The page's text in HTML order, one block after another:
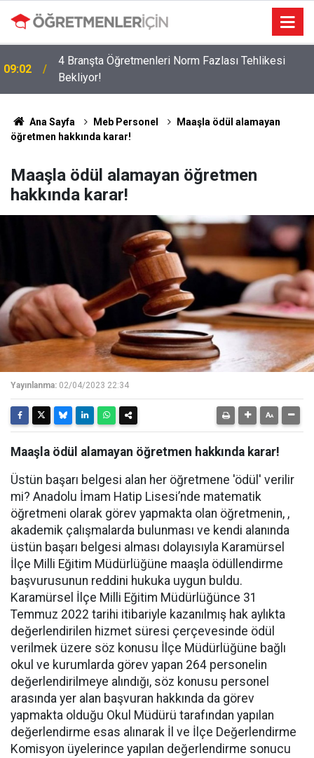
09:02
4 Branşta Öğretmenleri Norm Fazlası Tehlikesi
Bekliyor!
Ana Sayfa Meb Personel
Maaşla ödül alamayan
öğretmen hakkında karar!
Maaşla ödül alamayan öğretmen
hakkında karar!
Yayınlanma: 02/04/2023 22:34
Maaşla ödül alamayan öğretmen hakkında karar!
Üstün başarı belgesi alan her öğretmene 'ödül' verilir
mi? Anadolu İmam Hatip Lisesi’nde matematik
öğretmeni olarak görev yapmakta olan öğretmenin, ,
akademik çalışmalarda bulunması ve kendi alanında
üstün başarı belgesi alması dolayısıyla Karamürsel
İlçe Milli Eğitim Müdürlüğüne maaşla ödüllendirme
başvurusunun reddini hukuka uygun buldu.
Karamürsel İlçe Milli Eğitim Müdürlüğünce 31
Temmuz 2022 tarihi itibariyle kazanılmış hak aylıkta
değerlendirilen hizmet süresi çerçevesinde ödül
verilmek üzere söz konusu İlçe Müdürlüğüne bağlı
okul ve kurumlarda görev yapan 264 personelin
değerlendirilmeye alındığı, söz konusu personel
arasında yer alan başvuran hakkında da görev
yapmakta olduğu Okul Müdürü tarafından yapılan
değerlendirme esas alınarak İl ve İlçe Değerlendirme
Komisyon üyelerince yapılan değerlendirme sonucu